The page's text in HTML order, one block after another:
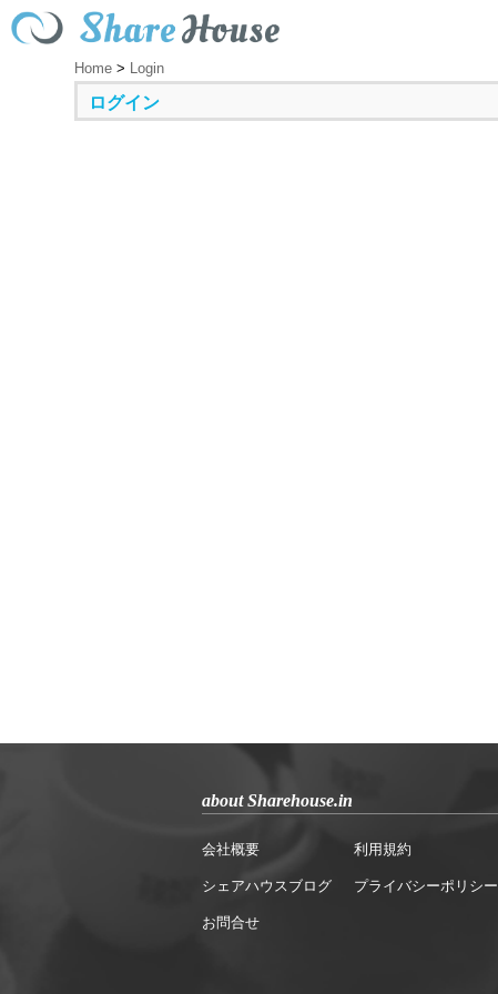
Home > Login
ログイン
about Sharehouse.in
会社概要
シェアハウスブログ
お問合せ
利用規約
プライバシーポリシー